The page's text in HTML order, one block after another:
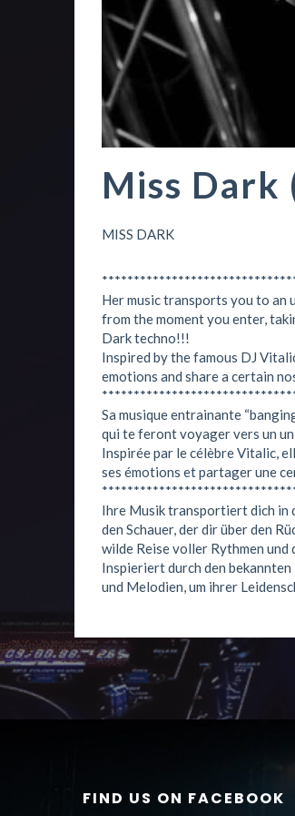
Miss Dark
MISS DARK
Her music transports you to an
from the moment you enter,
Dark techno!!!
Inspired by the famous DJ
emotions and share a certain
Sa musique entrainante
qui te feront voyager vers un
Inspirée par le célèbre Vitalic,
ses émotions et partager une
Ihre Musik transportiert dich in
den Schauer, der dir über den
wilde Reise voller Rythmen
Inspieriert durch den
und Melodien, um ihrer
FIND US ON FACEBOOK